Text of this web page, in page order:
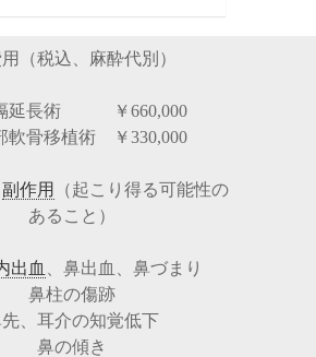
用（税込、麻酔代別）
延長術 ￥660,000
軟骨移植術 ￥330,000
副作用
（起こり得る可能性の
あること）
出血
、鼻出血、鼻づまり
鼻柱の傷跡
、耳介の知覚低下
鼻の傾き